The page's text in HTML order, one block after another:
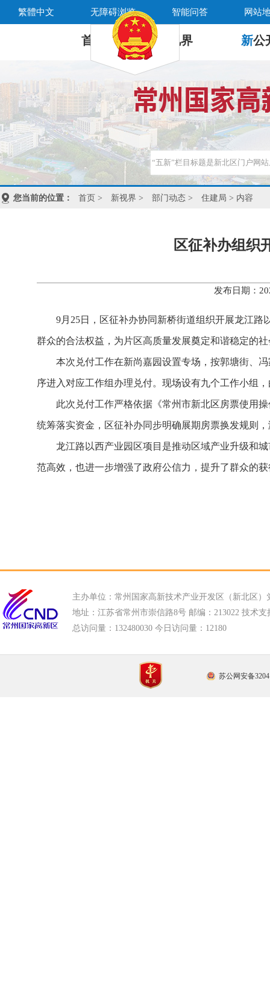
繁體中文 无障碍浏览 智能问答 网站
首 页 新 视界 新公
您当前的位置： 首页 > 新视界 > 部门动态 > 住建局 > 内容
区征补办组织
发布日期：
9月25日，区征补办协同新桥街道组织开展龙江
群众的合法权益，为片区高质量发展奠定和谐稳定的
本次兑付工作在新尚嘉园设置专场，按郭塘街、
序进入对应工作组办理兑付。现场设有九个工作小组
此次兑付工作严格依据《常州市新北区房票使用
统筹落实资金，区征补办同步明确展期房票换发规则
龙江路以西产业园区项目是推动区域产业升级和
范高效，也进一步增强了政府公信力，提升了群众的
主办单位：常州国家高新技术产业开发区（新北区）
地址：江苏省常州市崇信路8号 邮编：213022 技术支
总访问量： 132480030 今日访问量： 12180
苏公网安备